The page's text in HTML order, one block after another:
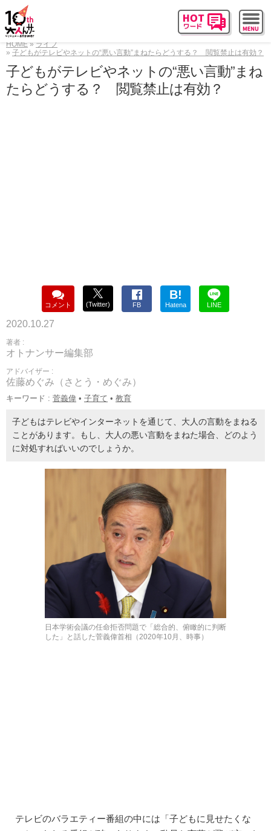
HOME
ライフ
子どもがテレビやネットの“悪い言動”まねたらどうする？ 閲覧禁止は有効？
子どもがテレビやネットの“悪い言動”まね
たらどうする？ 閲覧禁止は有効？
コメント (Twitter) FB
B!
Hatena LINE
2020.10.27
著者 :
オトナンサー編集部
アドバイザー :
佐藤めぐみ（さとう・めぐみ）
キーワード : 菅義偉 • 子育て • 教育
子どもはテレビやインターネットを通じて、大人の言動をまねる
ことがあります。もし、大人の悪い言動をまねた場合、どのよう
に対処すればいいのでしょうか。
日本学術会議の任命拒否問題で「総合的、俯瞰的に判断
した」と話した菅義偉首相（2020年10月、時事）
テレビのバラエティー番組の中には「子どもに見せたくな